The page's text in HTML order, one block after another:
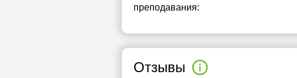
преподавания:
Отзывы